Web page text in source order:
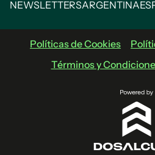
NEWSLETTERSARGENTINA
Políticas de Cookies
Términos y